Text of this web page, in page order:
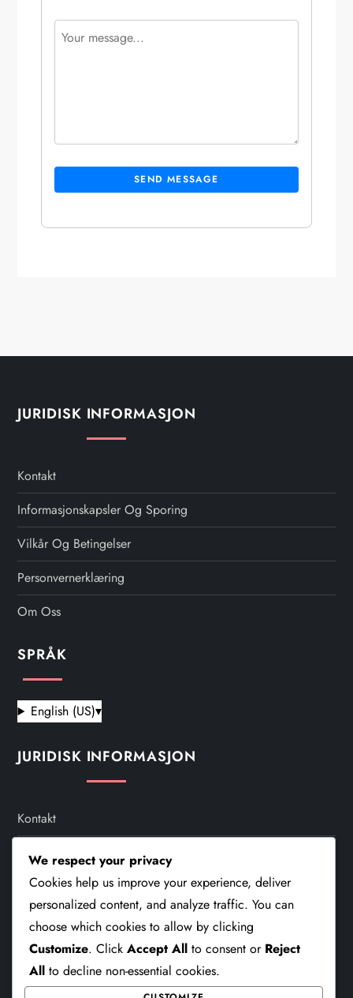
SEND MESSAGE
JURIDISK INFORMASJON
Kontakt
Informasjonskapsler Og Sporing
Vilkår Og Betingelser
Personvernerklæring
Om Oss
SPRÅK
English (US)▾
JURIDISK INFORMASJON
Kontakt
Informasjonskapsler Og Sporing
Vilkår Og Betingelser
Personvernerklæring
Om Oss
We respect your privacy
Cookies help us improve your experience, deliver
personalized content, and analyze traffic. You can
choose which cookies to allow by clicking
Customize. Click Accept All to consent or Reject
All to decline non-essential cookies.